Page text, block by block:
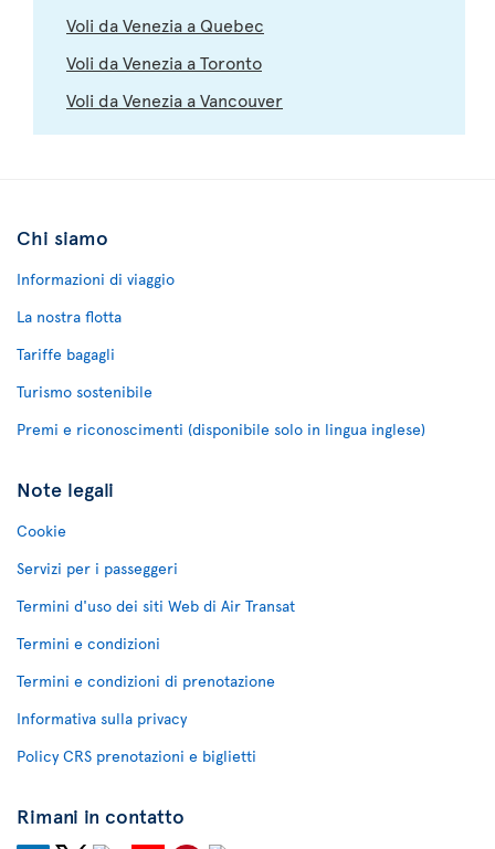
Voli da Venezia a Quebec
Voli da Venezia a Toronto
Voli da Venezia a Vancouver
Chi siamo
Informazioni di viaggio
La nostra flotta
Tariffe bagagli
Turismo sostenibile
Premi e riconoscimenti (disponibile solo in lingua inglese)
Note legali
Cookie
Servizi per i passeggeri
Termini d'uso dei siti Web di Air Transat
Termini e condizioni
Termini e condizioni di prenotazione
Informativa sulla privacy
Policy CRS prenotazioni e biglietti
Rimani in contatto